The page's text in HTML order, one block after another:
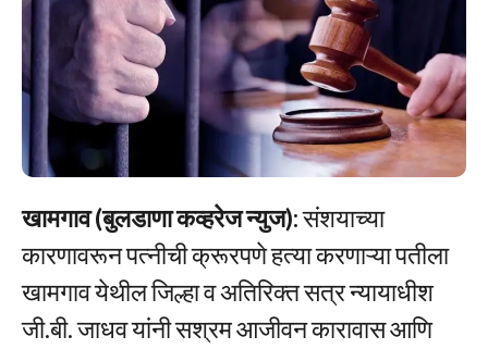
खामगाव (बुलडाणा कव्हरेज न्युज):संशयाच्या
कारणावरून पत्नीची क्रूरपणे हत्या करणाऱ्या पतीला
खामगाव येथील जिल्हा व अतिरिक्त सत्र न्यायाधीश
जी.बी. जाधव यांनी सश्रम आजीवन कारावास आणि